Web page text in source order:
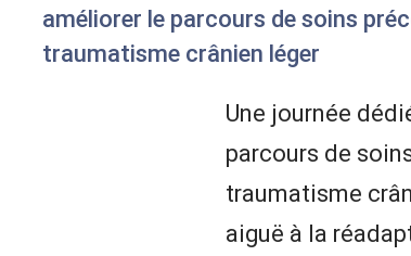
améliorer le parcours de soins
traumatisme crânien léger
Une journée
parcours de
traumatisme
aiguë à la